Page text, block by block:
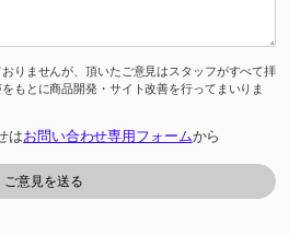
りませんが、頂いたご意見はスタッフがすべて拝
もとに商品開発・サイト改善を行ってまいりま
はお問い合わせ専用フォームから